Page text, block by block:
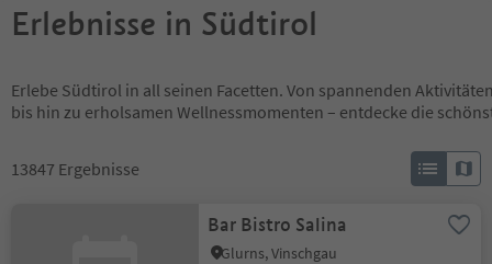
Erlebnisse in Südtirol
Erlebe Südtirol in all seinen Facetten. Von spannenden
bis hin zu erholsamen Wellnessmomenten – entdecke die
13847 Ergebnisse
Bar Bistro Salina
Glurns, Vinschgau